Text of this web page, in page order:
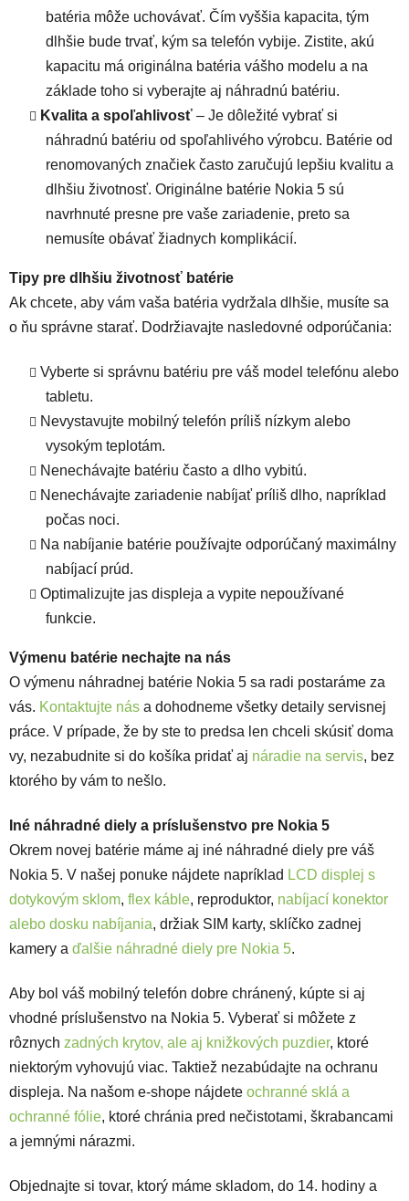
batéria môže uchovávať. Čím vyššia kapacita, tým
dlhšie bude trvať, kým sa telefón vybije. Zistite, akú
kapacitu má originálna batéria vášho modelu a na
základe toho si vyberajte aj náhradnú batériu.
Kvalita a spoľahlivosť – Je dôležité vybrať si
náhradnú batériu od spoľahlivého výrobcu. Batérie od
renomovaných značiek často zaručujú lepšiu kvalitu a
dlhšiu životnosť. Originálne batérie Nokia 5 sú
navrhnuté presne pre vaše zariadenie, preto sa
nemusíte obávať žiadnych komplikácií.
Tipy pre dlhšiu životnosť batérie
Ak chcete, aby vám vaša batéria vydržala dlhšie, musíte sa
o ňu správne starať. Dodržiavajte nasledovné odporúčania:
Vyberte si správnu batériu pre váš model telefónu alebo
tabletu.
Nevystavujte mobilný telefón príliš nízkym alebo
vysokým teplotám.
Nenechávajte batériu často a dlho vybitú.
Nenechávajte zariadenie nabíjať príliš dlho, napríklad
počas noci.
Na nabíjanie batérie používajte odporúčaný maximálny
nabíjací prúd.
Optimalizujte jas displeja a vypite nepoužívané
funkcie.
Výmenu batérie nechajte na nás
O výmenu náhradnej batérie Nokia 5 sa radi postaráme za
vás. Kontaktujte nás a dohodneme všetky detaily servisnej
práce. V prípade, že by ste to predsa len chceli skúsiť doma
vy, nezabudnite si do košíka pridať aj náradie na servis, bez
ktorého by vám to nešlo.
Iné náhradné diely a príslušenstvo pre Nokia 5
Okrem novej batérie máme aj iné náhradné diely pre váš
Nokia 5. V našej ponuke nájdete napríklad LCD displej s
dotykovým sklom, flex káble, reproduktor, nabíjací konektor
alebo dosku nabíjania, držiak SIM karty, sklíčko zadnej
kamery a ďalšie náhradné diely pre Nokia 5.
Aby bol váš mobilný telefón dobre chránený, kúpte si aj
vhodné príslušenstvo na Nokia 5. Vyberať si môžete z
rôznych zadných krytov, ale aj knižkových puzdier, ktoré
niektorým vyhovujú viac. Taktiež nezabúdajte na ochranu
displeja. Na našom e-shope nájdete ochranné sklá a
ochranné fólie, ktoré chránia pred nečistotami, škrabancami
a jemnými nárazmi.
Objednajte si tovar, ktorý máme skladom, do 14. hodiny a